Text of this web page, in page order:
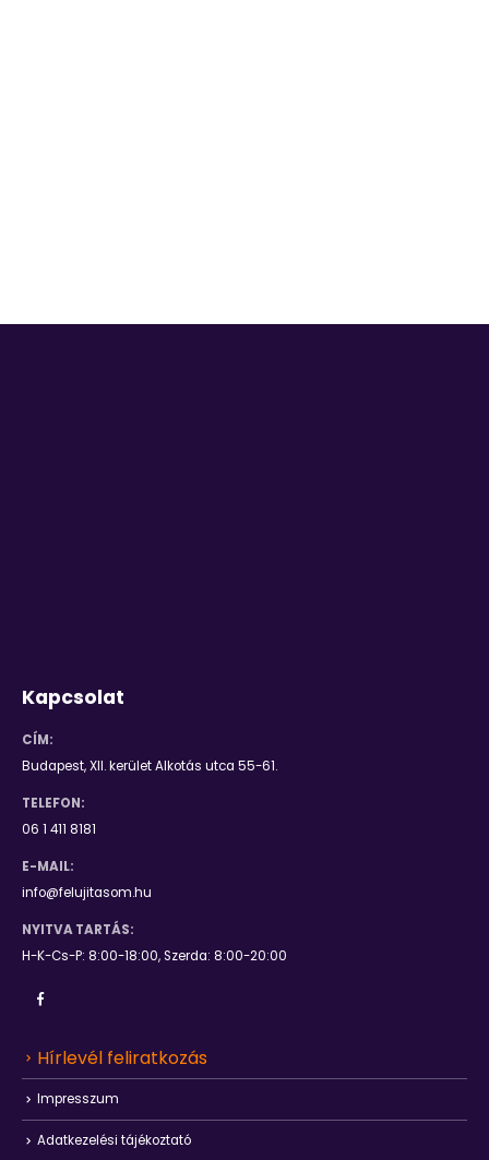
Kapcsolat
CÍM:
Budapest, XII. kerület Alkotás utca 55-61.
TELEFON:
06 1 411 8181
E-MAIL:
info@felujitasom.hu
NYITVA TARTÁS:
H-K-Cs-P: 8:00-18:00, Szerda: 8:00-20:00
Hírlevél feliratkozás
Impresszum
Adatkezelési tájékoztató